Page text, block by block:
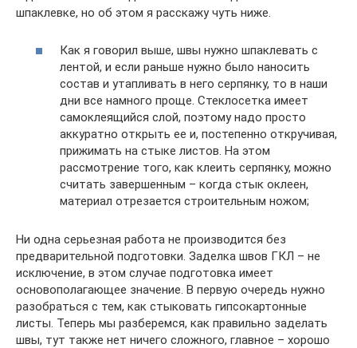
шпаклевке, но об этом я расскажу чуть ниже.
Как я говорил выше, швы нужно шпаклевать с
лентой, и если раньше нужно было наносить
состав и утапливать в него серпянку, то в наши
дни все намного проще. Стеклосетка имеет
самоклеящийся слой, поэтому надо просто
аккуратно открыть ее и, постепенно откручивая,
прижимать на стыке листов. На этом
рассмотрение того, как клеить серпянку, можно
считать завершенным – когда стык оклеен,
материал отрезается строительным ножом;
Ни одна серьезная работа не производится без
предварительной подготовки. Заделка швов ГКЛ – не
исключение, в этом случае подготовка имеет
основополагающее значение. В первую очередь нужно
разобраться с тем, как стыковать гипсокартонные
листы. Теперь мы разберемся, как правильно заделать
швы, тут также нет ничего сложного, главное – хорошо